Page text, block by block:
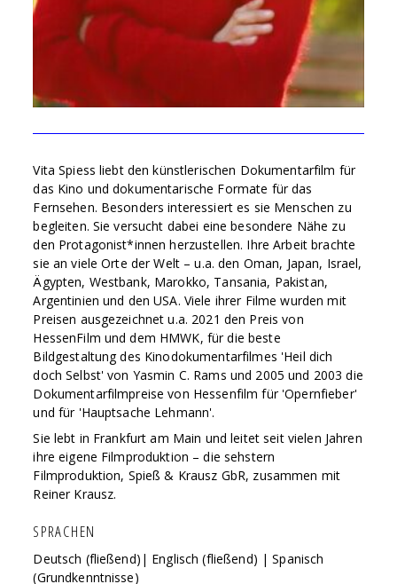
Vita Spiess liebt den künstlerischen Dokumentarfilm für
das Kino und dokumentarische Formate für das
Fernsehen. Besonders interessiert es sie Menschen zu
begleiten. Sie versucht dabei eine besondere Nähe zu
den Protagonist*innen herzustellen. Ihre Arbeit brachte
sie an viele Orte der Welt – u.a. den Oman, Japan, Israel,
Ägypten, Westbank, Marokko, Tansania, Pakistan,
Argentinien und den USA. Viele ihrer Filme wurden mit
Preisen ausgezeichnet u.a. 2021 den Preis von
HessenFilm und dem HMWK, für die beste
Bildgestaltung des Kinodokumentarfilmes 'Heil dich
doch Selbst' von Yasmin C. Rams und 2005 und 2003 die
Dokumentarfilmpreise von Hessenfilm für 'Opernfieber'
und für 'Hauptsache Lehmann'.
Sie lebt in Frankfurt am Main und leitet seit vielen Jahren
ihre eigene Filmproduktion – die sehstern
Filmproduktion, Spieß & Krausz GbR, zusammen mit
Reiner Krausz.
SPRACHEN
Deutsch (fließend)| Englisch (fließend) | Spanisch
(Grundkenntnisse)